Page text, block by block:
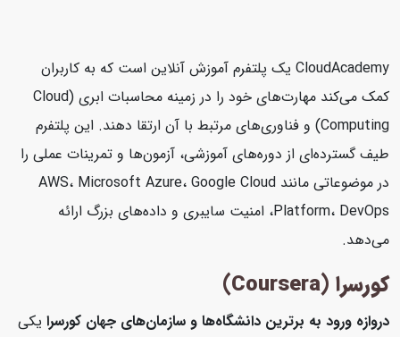
CloudAcademy یک پلتفرم آموزش آنلاین است که به کاربران
کمک می‌کند مهارت‌های خود را در زمینه محاسبات ابری (Cloud
Computing) و فناوری‌های مرتبط با آن ارتقا دهند. این پلتفرم
طیف گسترده‌ای از دوره‌های آموزشی، آزمون‌ها و تمرینات عملی را
در موضوعاتی مانند AWS، Microsoft Azure، Google Cloud
Platform، DevOps، امنیت سایبری و داده‌های بزرگ ارائه
می‌دهد.
کورسرا (Coursera)
دروازه ورود به برترین دانشگاه‌ها و سازمان‌های جهان کورسرایکی